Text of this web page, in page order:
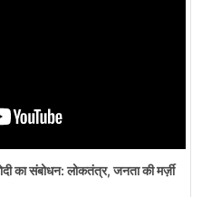
का संबोधन: लोकतंत्र, जनता की मर्ज़ी